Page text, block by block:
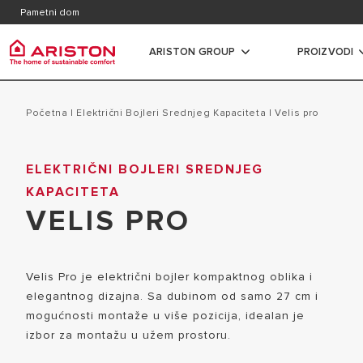
Pametni dom
ARISTON GROUP
Ariston Group
ZAPOSLENJE
PROIZVODI
PRODUCTS | CATEGORIES
BOJLERI
GASNI KOTLOVI
TOPLOTNE PUMPE
VENTILOKONVEKTORI
REZERVOARI
TERMOREGULACIJA
Bojleri
KAPACITETA
Početna | Električni Bojleri Srednjeg Kapaciteta | velis pro
ELEKTRIČNI BOJLERI SREDNJEG
KAPACITETA
VELIS PRO
Velis Pro je električni bojler kompaktnog oblika i
elegantnog dizajna. Sa dubinom od samo 27 cm i
mogućnosti montaže u više pozicija, idealan je
izbor za montažu u užem prostoru.